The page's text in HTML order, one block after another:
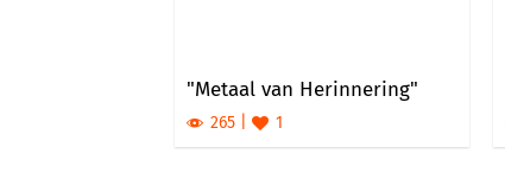
"Metaal van Herinnering"
265 1